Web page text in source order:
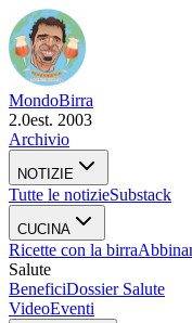
MondoBirra
2.0est. 2003
Archivio
NOTIZIE
Tutte le notizieSubstack
CUCINA
Ricette con la birra
Salute
BeneficiDossier Salute
VideoEventi